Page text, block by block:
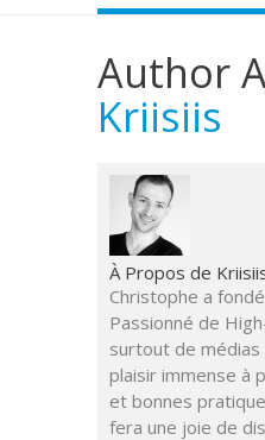
Author
Kriisiis
À Propos de
Christophe a
Passionné de
surtout de médias
plaisir immense à
et bonnes
fera une joie de